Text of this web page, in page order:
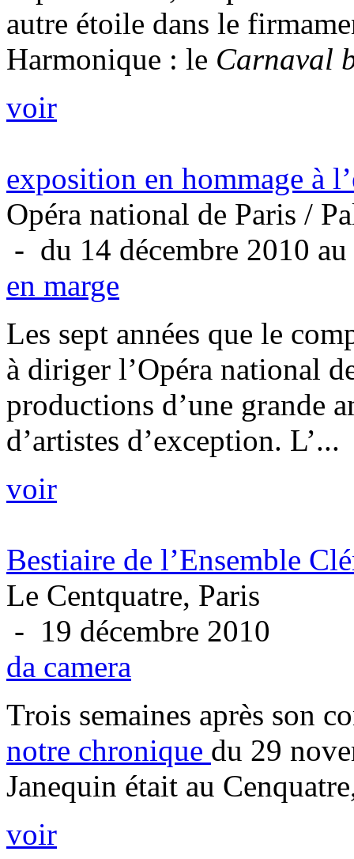
autre étoile dans le
Harmonique : le Carnaval
voir
exposition en hommage à
Opéra national de Paris /
- du 14 décembre 2010
en marge
Les sept années que le
à diriger l’Opéra national
productions d’une grande
d’artistes d’exception. L’...
voir
Bestiaire de l’Ensemble
Le Centquatre, Paris
- 19 décembre 2010
da camera
Trois semaines après son
notre chronique du 29
Janequin était au
voir